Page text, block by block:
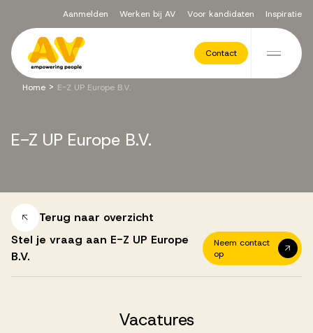
Ga naar de inhoud
Aanmelden Werken bij AV Voor kandidaten Inspiratie
Contact
Voor opdrachtgevers
Recruitment Services
Vacatures
Successen
Home > E-Z UP Europe B.V.
E-Z UP Europe B.V.
Terug naar overzicht
Stel je vraag aan E-Z UP Europe
B.V.
Neem contact
op
Vacatures